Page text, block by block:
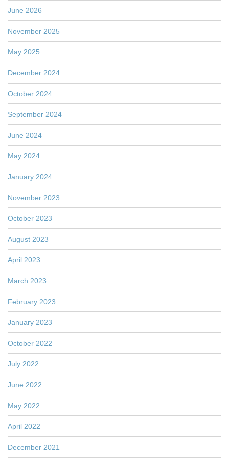
June 2026
November 2025
May 2025
December 2024
October 2024
September 2024
June 2024
May 2024
January 2024
November 2023
October 2023
August 2023
April 2023
March 2023
February 2023
January 2023
October 2022
July 2022
June 2022
May 2022
April 2022
December 2021